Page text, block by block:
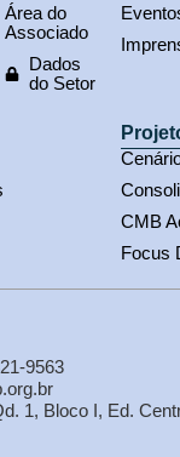
Área do
Associado
Dados
do Setor
CMB
Focus
9563
1, Bloco I, Ed.